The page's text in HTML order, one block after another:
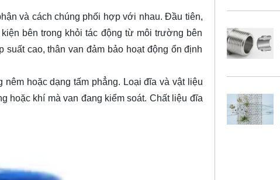
và cách chúng phối hợp với nhau. Đầu tiên,
bên trong khỏi tác động từ môi trường bên
cao, thân van đảm bảo hoạt động ổn định
hoặc dạng tấm phẳng. Loại đĩa và vật liệu
hoặc khí mà van đang kiểm soát. Chất liệu đĩa